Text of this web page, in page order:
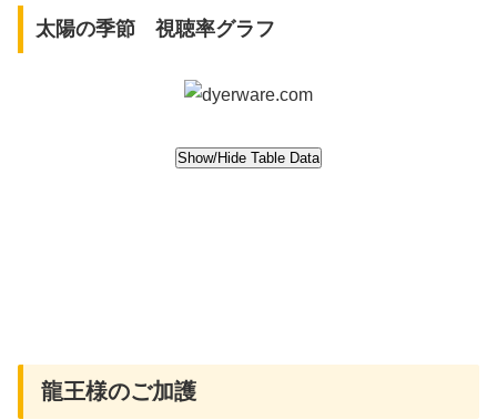
太陽の季節 視聴率グラフ
龍王様のご加護